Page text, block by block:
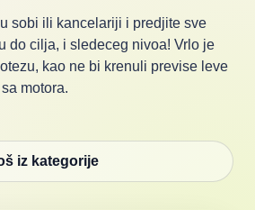
sobi ili kancelariji i predjite sve
do cilja, i sledeceg nivoa! Vrlo je
kao ne bi krenuli previse leve
motora.
iz kategorije